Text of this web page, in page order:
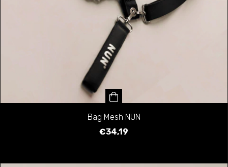
Bag Mesh NUN
€34,19